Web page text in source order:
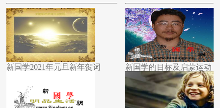
新国学2021年元旦新年贺词 新国学的目标及启蒙运动